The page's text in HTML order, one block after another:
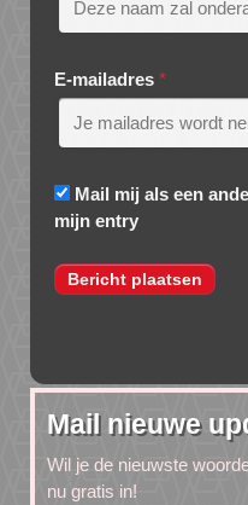
E-mailadres *
Mail mij als een
mijn entry
Mail nieuwe
Wil je de nieuwste
nu gratis in!